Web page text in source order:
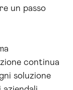
un passo
continua
soluzione